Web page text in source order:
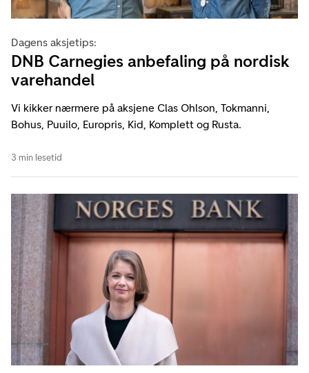
Dagens aksjetips:
DNB Carnegies anbefaling på nordisk
varehandel
Vi kikker nærmere på aksjene Clas Ohlson, Tokmanni,
Bohus, Puuilo, Europris, Kid, Komplett og Rusta.
3 min lesetid